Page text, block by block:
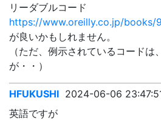
リーダブルコード
https://www.oreilly.co.jp/books/
が良いかもしれません。
（ただ、例示されているコード
が・・）
HFUKUSHI 2024-06-06
英語ですが